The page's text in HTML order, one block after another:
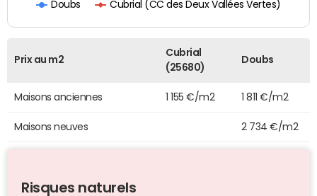
Doubs Cubrial (CC des Deux Vallées Vertes)
Prix au m2
Cubrial
(25680)
Doubs
Maisons anciennes 1 155 €/m2 1 811 €/m2
Maisons neuves 2 734 €/m2
Risques naturels